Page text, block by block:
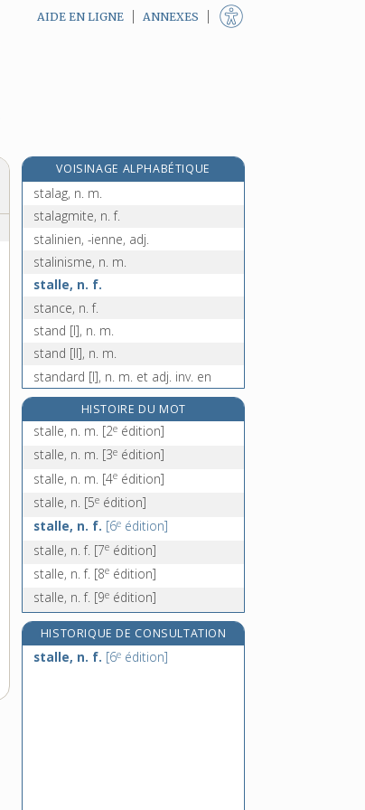
AIDE EN LIGNE ANNEXES
VOISINAGE ALPHABÉTIQUE
stalactite, n. f.
stalag, n. m.
stalagmite, n. f.
stalinien, -ienne, adj.
stalinisme, n. m.
stalle, n. f.
stance, n. f.
stand [I], n. m.
stand [II], n. m.
standard [I], n. m. et adj. inv. en
genre
standard [II], n. m.
standardisation, n. f.
standardiser, v. tr.
standardiste, n.
standing, n. m.
HISTOIRE DU MOT
stalle, n. m. [2e édition]
stalle, n. m. [3e édition]
stalle, n. m. [4e édition]
stalle, n. [5e édition]
stalle, n. f. [6e édition]
stalle, n. f. [7e édition]
stalle, n. f. [8e édition]
stalle, n. f. [9e édition]
HISTORIQUE DE CONSULTATION
stalle, n. f. [6e édition]